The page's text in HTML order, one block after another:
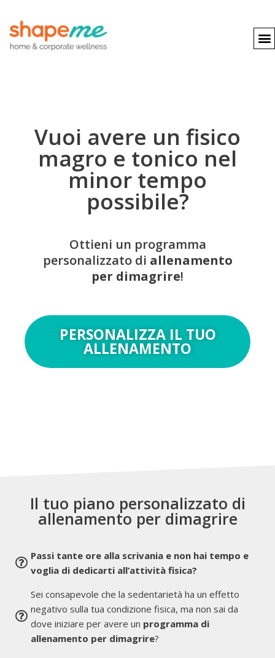
Vuoi avere un fisico
magro e tonico nel
minor tempo
possibile?
Ottieni un programma
personalizzato di allenamento
per dimagrire!
PERSONALIZZA IL TUO
ALLENAMENTO
Il tuo piano personalizzato di
allenamento per dimagrire
Passi tante ore alla scrivania e non hai tempo e
voglia di dedicarti all’attività fisica?
Sei consapevole che la sedentarietà ha un effetto
negativo sulla tua condizione fisica, ma non sai da
dove iniziare per avere un programma di
allenamento per dimagrire?